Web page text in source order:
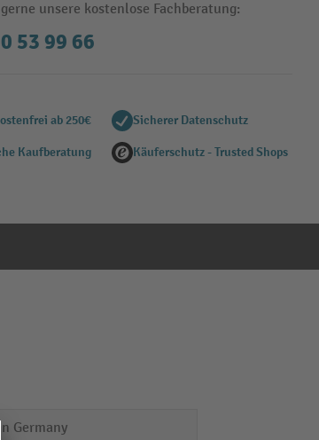
unsere kostenlose Fachberatung:
53 99 66
ab 250€ Sicherer Datenschutz
Kaufberatung Käuferschutz - Trusted Shops
in Germany